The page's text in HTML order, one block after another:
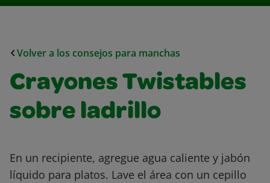
Volver a los consejos para manchas
Crayones Twistables
sobre ladrillo
En un recipiente, agregue agua caliente y jabón
líquido para platos. Lave el área con un cepillo